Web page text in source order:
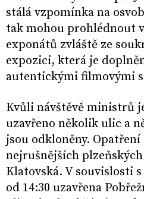
stálá vzpomínka na
tak mohou prohlédnout
exponátů zvláště ze
expozici, která je
autentickými filmovými
Kvůli návštěvě ministrů
uzavřeno několik ulic a
jsou odkloněny.
nejrušnějších
Klatovská. V souvislosti
od 14:30 uzavřena